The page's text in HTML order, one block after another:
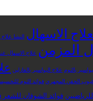
الاسهال النشا
المزمن علاج الاسهال
بالثوم علاج البواسير بالفازلين
الحقن المجهري فوائد الثوم
فوائد الشوفان للشعر